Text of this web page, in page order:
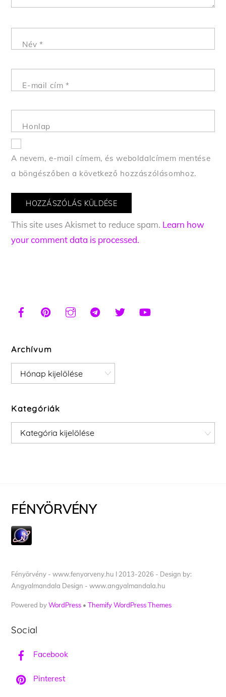
Név *
E-mail cím*
Honlap
A nevem, e-mail címem, és weboldalcímem mentése
a böngészőben a következő hozzászólásomhoz.
This site uses Akismet to reduce spam. Learn how
your comment data is processed.
Archívum
Archívum
Kategóriák
Kategóriák
FÉNYÖRVÉNY
Fényörvény - www.fenyorveny.hu I 2013-2026 - Design by:
Angyalmandala Design - www.angyalmandala.hu
Powered byWordPress •Themify WordPress Themes
Social
Facebook
Pinterest